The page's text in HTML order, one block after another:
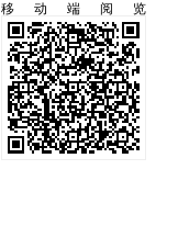
移动端阅览